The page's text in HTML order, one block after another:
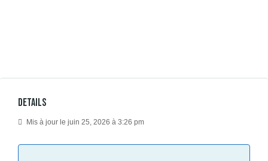
Details
Mis à jour le juin 25, 2026 à 3:26 pm